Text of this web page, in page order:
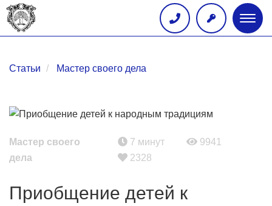
меню
Статьи Мастер своего дела
Мастер своего
дела
7 минут
9941
2328
Приобщение детей к